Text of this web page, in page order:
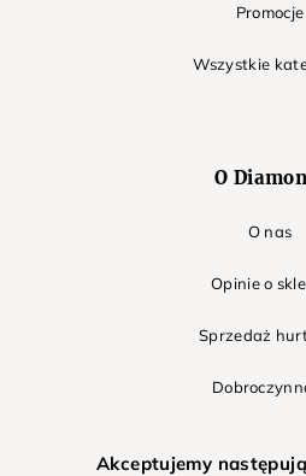
Promocje
Wszystkie
O
O nas
Opinie o
Sprzedaż
Akceptujemy